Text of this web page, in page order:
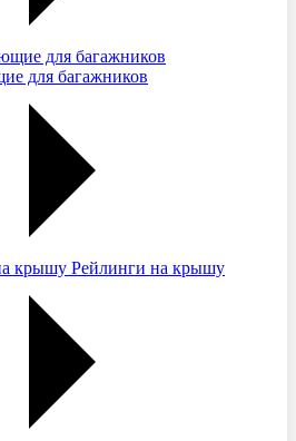
для багажников
Рейлинги на крышу